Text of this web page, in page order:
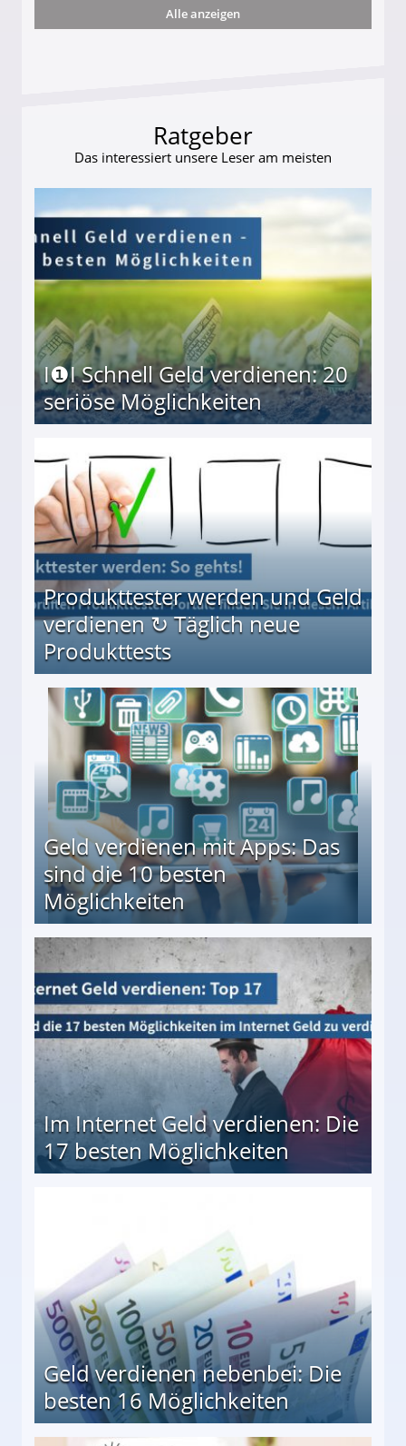
darf Geld behalten!
Alle anzeigen
Ratgeber
Das interessiert unsere Leser am meisten
I❶I Schnell Geld verdienen: 20
seriöse Möglichkeiten
Produkttester werden und Geld
verdienen ↻ Täglich neue
Produkttests
↻ Täglich neue Produkttests
Geld verdienen mit Apps: Das
sind die 10 besten
Möglichkeiten
besten Möglichkeiten
Im Internet Geld verdienen: Die
17 besten Möglichkeiten
Geld verdienen nebenbei: Die
besten 16 Möglichkeiten